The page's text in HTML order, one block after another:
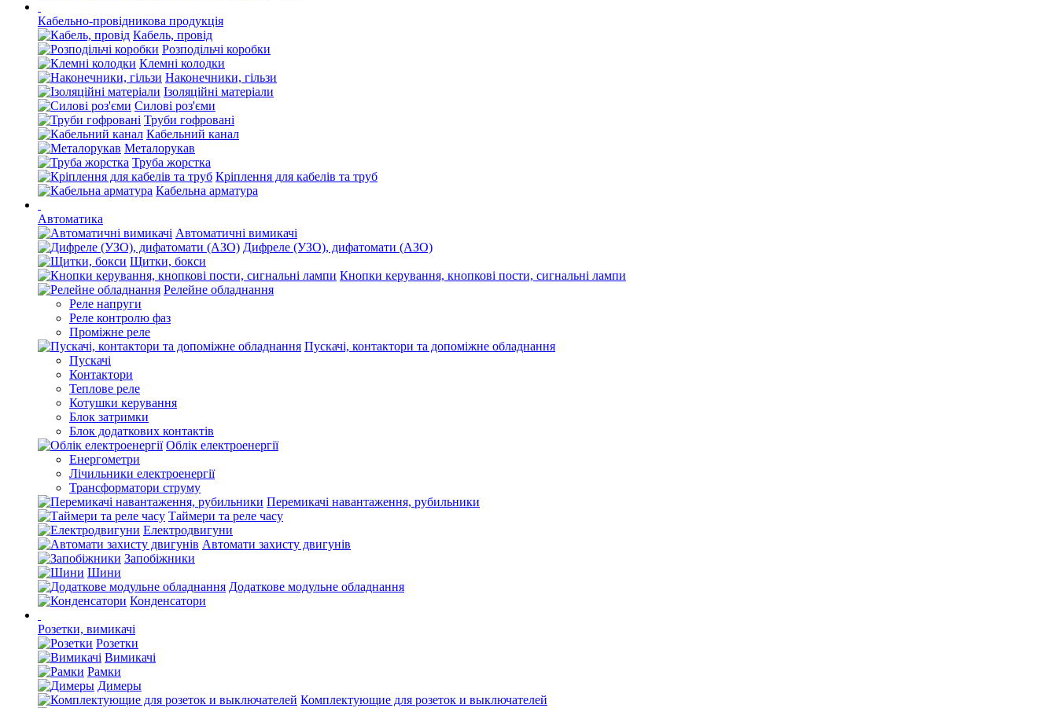
Кабельно-провідникова продукція
Кабель, провід
Розподільчі коробки
Клемні колодки
Наконечники, гільзи
Ізоляційні матеріали
Силові роз'єми
Труби гофровані
Кабельний канал
Металорукав
Труба жорстка
Кріплення для кабелів та труб
Кабельна арматура
Автоматика
Автоматичні вимикачі
Дифреле (УЗО), дифатомати (АЗО)
Щитки, бокси
Кнопки керування, кнопкові пости, сигнальні лампи
Релейне обладнання
Реле напруги
Реле контролю фаз
Проміжне реле
Пускачі, контактори та допоміжне обладнання
Пускачі
Контактори
Теплове реле
Котушки керування
Блок затримки
Блок додаткових контактів
Облік електроенергії
Енергометри
Лічильники електроенергії
Трансформатори струму
Перемикачі навантаження, рубильники
Таймери та реле часу
Електродвигуни
Автомати захисту двигунів
Запобіжники
Шини
Додаткове модульне обладнання
Конденсатори
Розетки, вимикачі
Розетки
Вимикачі
Рамки
Димеры
Комплектующие для розеток и выключателей